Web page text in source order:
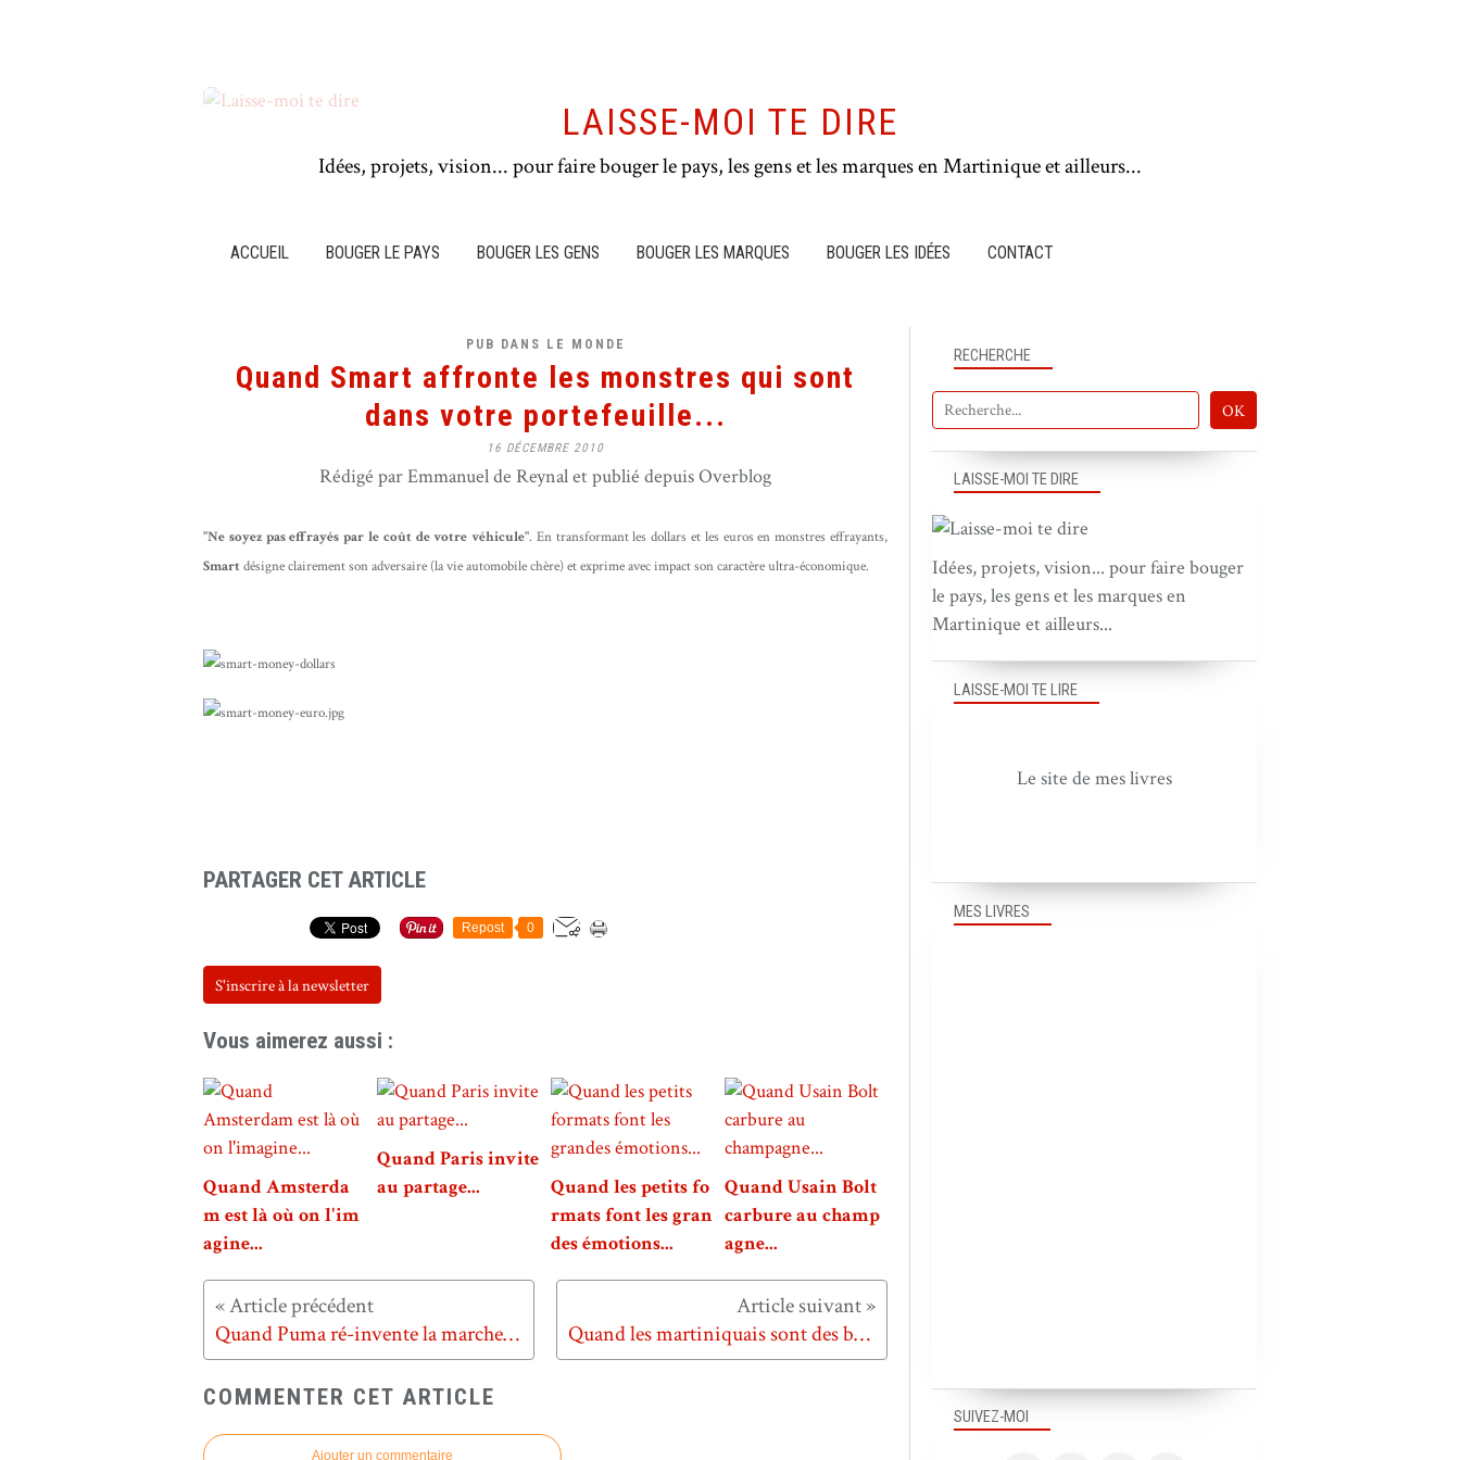
LAISSE-MOI TE DIRE
Idées, projets, vision... pour faire bouger le pays, les gens et les marques en Martinique et ailleurs...
ACCUEIL BOUGER LE PAYS BOUGER LES GENS BOUGER LES MARQUES BOUGER LES IDÉES CONTACT
PUB DANS LE MONDE
Quand Smart affronte les monstres qui sont
dans votre portefeuille...
16 DÉCEMBRE 2010
Rédigé par Emmanuel de Reynal et publié depuis Overblog
"Ne soyez pas effrayés par le coût de votre véhicule". En transformant les dollars et les euros en monstres effrayants,
Smart désigne clairement son adversaire (la vie automobile chère) et exprime avec impact son caractère ultra-économique.
PARTAGER CET ARTICLE
Repost 0
S'inscrire à la newsletter
Vous aimerez aussi :
Quand Amsterda
m est là où on l'im
agine...
Quand Paris invite
au partage...
Quand les petits fo
rmats font les gran
des émotions...
Quand Usain Bolt
carbure au champ
agne...
Quand Puma ré-invente la marche légère... Quand les martiniquais sont des bâtisseurs de Paradis...
COMMENTER CET ARTICLE
Ajouter un commentaire
SUIVEZ-MOI
RECHERCHE
LAISSE-MOI TE DIRE
Idées, projets, vision... pour faire bouger
le pays, les gens et les marques en
Martinique et ailleurs...
MES LIVRES
LAISSE-MOI TE LIRE
Le site de mes livres